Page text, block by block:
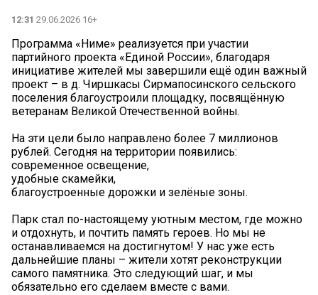
12:31 29.06.2026 16+
Программа «Ниме» реализуется при участии
партийного проекта «Единой России», благодаря
инициативе жителей мы завершили ещё один важный
проект – в д. Чиршкасы Сирмапосинского сельского
поселения благоустроили площадку, посвящённую
ветеранам Великой Отечественной войны.
На эти цели было направлено более 7 миллионов
рублей. Сегодня на территории появились:
современное освещение,
удобные скамейки,
благоустроенные дорожки и зелёные зоны.
Парк стал по-настоящему уютным местом, где можно
и отдохнуть, и почтить память героев. Но мы не
останавливаемся на достигнутом! У нас уже есть
дальнейшие планы – жители хотят реконструкции
самого памятника. Это следующий шаг, и мы
обязательно его сделаем вместе с вами.